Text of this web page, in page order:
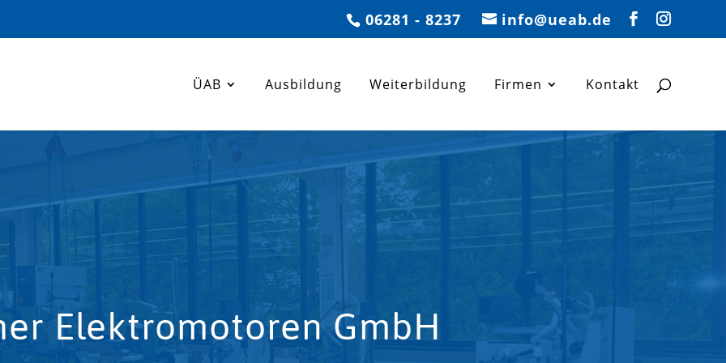
06281 - 8237 info@ueab.de
ÜAB Ausbildung Weiterbildung Firmen Kontakt
Elektromotoren GmbH